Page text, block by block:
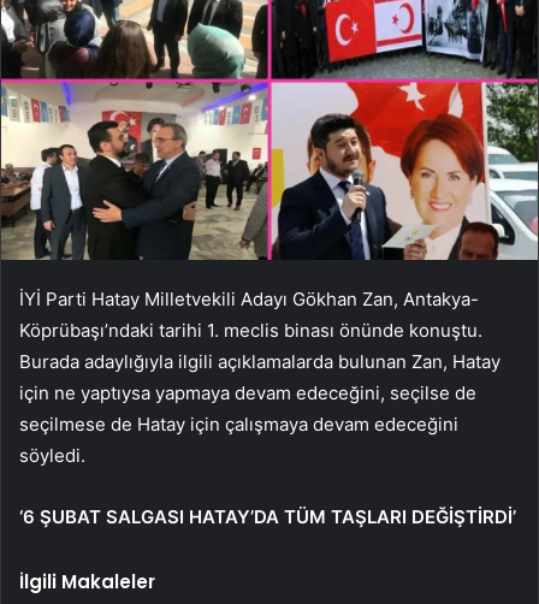
İYİ Parti Hatay Milletvekili Adayı Gökhan Zan, Antakya-
Köprübaşı’ndaki tarihi 1. meclis binası önünde konuştu.
Burada adaylığıyla ilgili açıklamalarda bulunan Zan, Hatay
için ne yaptıysa yapmaya devam edeceğini, seçilse de
seçilmese de Hatay için çalışmaya devam edeceğini
söyledi.
‘6 ŞUBAT SALGASI HATAY’DA TÜM TAŞLARI DEĞİŞTİRDİ’
İlgili Makaleler